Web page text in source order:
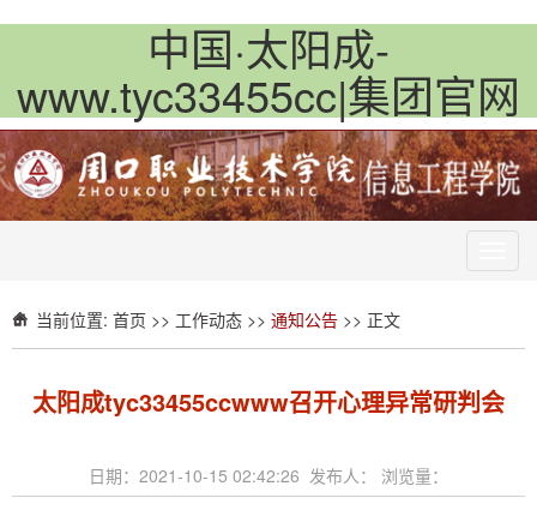
中国·太阳成-
www.tyc33455cc|集团官网
当前位置: 首页 >> 工作动态 >> 通知公告 >> 正文
太阳成tyc33455ccwww召开心理异常研判会
日期：2021-10-15 02:42:26 发布人： 浏览量：